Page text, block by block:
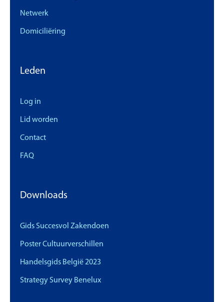
Netwerk
Domiciliëring
Leden
Log in
Lid worden
Contact
FAQ
Downloads
Gids Succesvol Zakendoen
Poster Cultuurverschillen
Handelsgids België 2023
Strategy Survey Benelux